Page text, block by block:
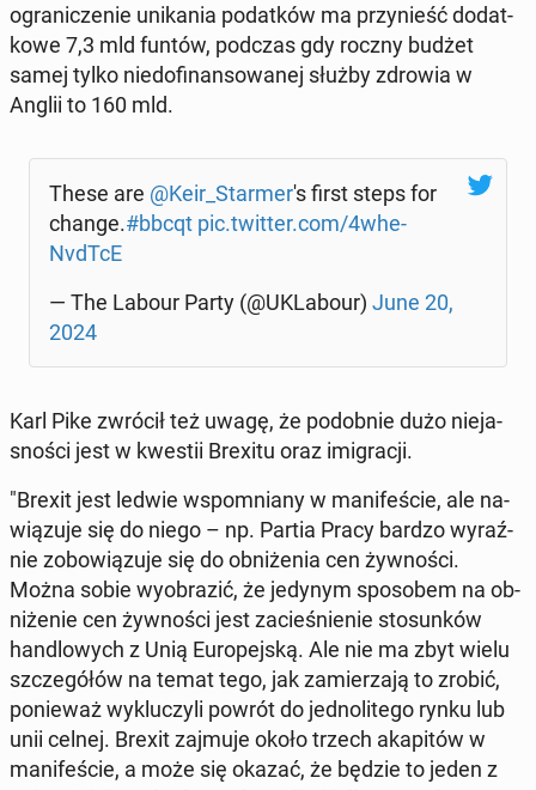
ogra­ni­cze­nie uni­ka­nia po­dat­ków ma przy­nieść do­dat­
ko­we 7,3 mld funtów, podczas gdy roczny budżet
samej tylko nie­do­fi­nan­so­wa­nej służby zdrowia w
Anglii to 160 mld.
These are @Keir_Starmer's first steps for
change.#bbcqt pic.twitter.com/4whe­
NvdT­cE
— The Labour Party (@UKLa­bo­ur) June 20,
2024
Karl Pike zwrócił też uwagę, że po­dob­nie dużo nie­ja­
sno­ści jest w kwestii Brexitu oraz imi­gra­cji.
"Brexit jest ledwie wspo­mnia­ny w ma­ni­fe­ście, ale na­
wią­zu­je się do niego – np. Partia Pracy bardzo wy­raź­
nie zo­bo­wią­zu­je się do ob­ni­że­nia cen żyw­no­ści.
Można sobie wy­obra­zić, że jedynym spo­so­bem na ob­
ni­że­nie cen żyw­no­ści jest za­cie­śnie­nie sto­sun­ków
han­dlo­wych z Unią Eu­ro­pej­ską. Ale nie ma zbyt wielu
szcze­gó­łów na temat tego, jak za­mie­rza­ją to zrobić,
po­nie­waż wy­klu­czy­li powrót do jed­no­li­te­go rynku lub
unii celnej. Brexit zajmuje około trzech aka­pi­tów w
ma­ni­fe­ście, a może się okazać, że będzie to jeden z